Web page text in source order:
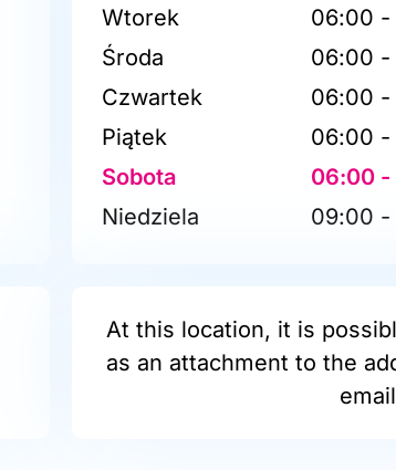
Wtorek
06:00 -
Środa
06:00 -
Czwartek
06:00 -
Piątek
06:00 -
Sobota
06:00 -
Niedziela
09:00 -
At this location, it is
as an attachment to the